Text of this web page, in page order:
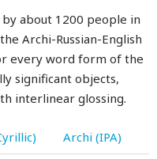
about 1200 people in
Archi-Russian-English
every word form of the
significant objects,
interlinear glossing.
Archi (IPA)